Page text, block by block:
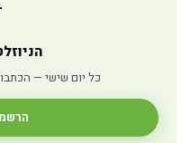
כל יום שישי —